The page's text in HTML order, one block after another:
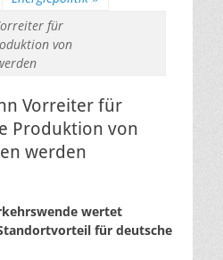
für
von
Vorreiter für
Produktion von
werden
wertet
für deutsche